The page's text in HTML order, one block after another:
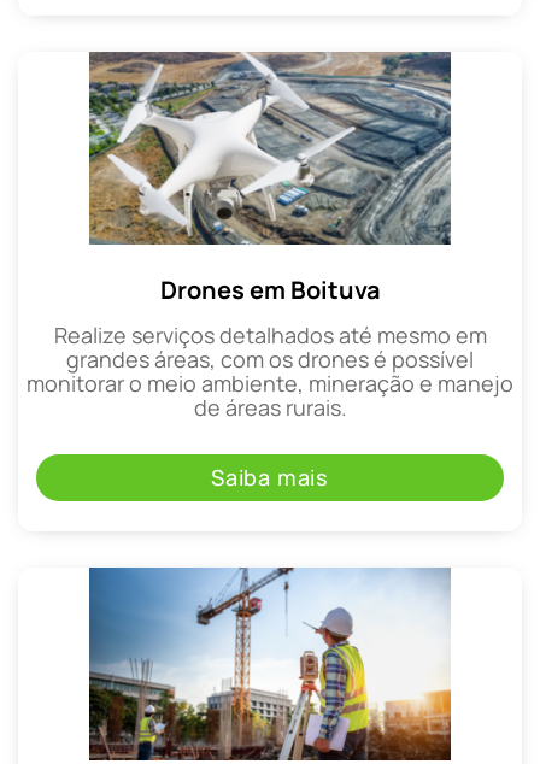
Drones em Boituva
Realize serviços detalhados até mesmo em
grandes áreas, com os drones é possível
monitorar o meio ambiente, mineração e manejo
de áreas rurais.
Saiba mais